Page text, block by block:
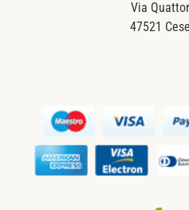
Via
47521